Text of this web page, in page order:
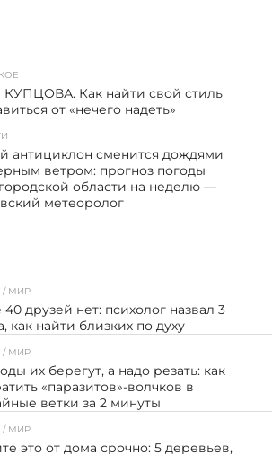
Как найти свой стиль
от «нечего надеть»
антициклон сменится дождями
ветром: прогноз погоды
области на неделю —
метеоролог
/ МИР
друзей нет: психолог назвал 3
как найти близких по духу
/ МИР
их берегут, а надо резать: как
«паразитов»-волчков в
ветки за 2 минуты
/ МИР
это от дома срочно: 5 деревьев,